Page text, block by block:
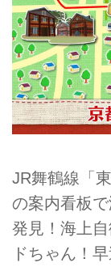
JR舞鶴線「
の案内看板
発見！海上
ドちゃん！